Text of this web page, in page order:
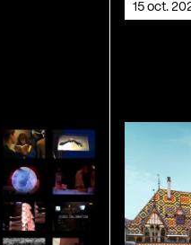
15 oct.